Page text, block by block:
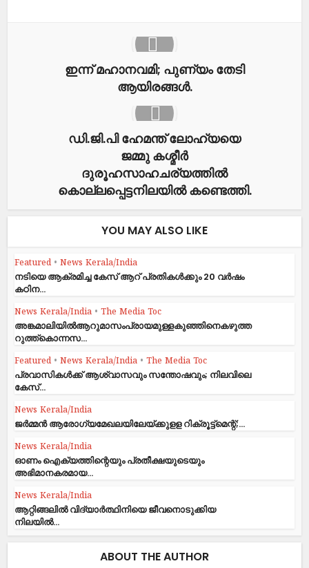
ഇന്ന് മഹാനവമി; പുണ്യം തേടി
ആയിരങ്ങള്‍.
ഡി.ജി.പി ഹേമന്ത് ലോഹ്യയെ
ജമ്മു കശ്മീര്‍
ദുരൂഹസാഹചര്യത്തില്‍
കൊല്ലപ്പെട്ടനിലയില്‍ കണ്ടെത്തി.
YOU MAY ALSO LIKE
Featured • News Kerala/India
നടിയെ ആക്രമിച്ച കേസ് ആറ് പ്രതികൾക്കും 20 വർഷം
കഠിന...
News Kerala/India • The Media Toc
അങ്കമാലിയിൽആറുമാസംപ്രായമുള്ളകുഞ്ഞിനെകഴുത്ത
റുത്ത്കൊന്നസ...
Featured • News Kerala/India • The Media Toc
പ്രവാസികള്‍ക്ക് ആശ്വാസവും സന്തോഷവും; നിലവിലെ
കേസ്...
News Kerala/India
ജര്‍മ്മന്‍ ആരോഗ്യമേഖലയിലേയ്ക്കുളള റിക്രൂട്ട്മെന്റ്;...
News Kerala/India
ഓണം ഐക്യത്തിന്റെയും പ്രതീക്ഷയുടെയും
അഭിമാനകരമായ...
News Kerala/India
ആറ്റിങ്ങലില്‍ വിദ്യാര്‍ത്ഥിനിയെ ജീവനൊടുക്കിയ
നിലയില്‍...
ABOUT THE AUTHOR